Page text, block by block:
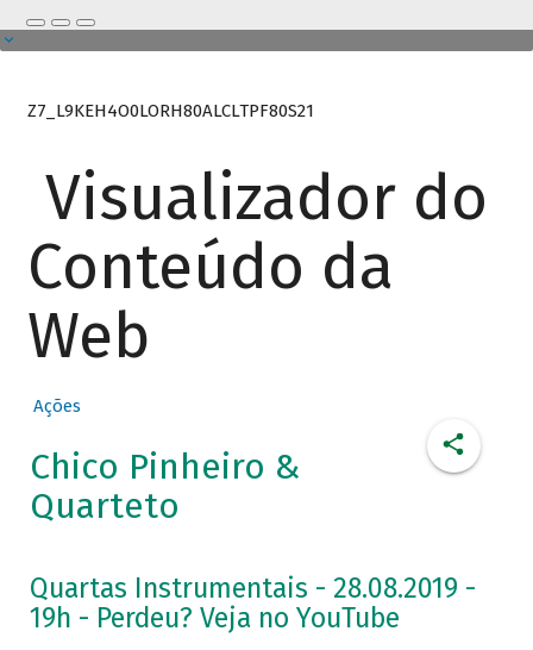
Z7_L9KEH4O0LORH80ALCLTPF80S21
Visualizador do
Conteúdo da
Web
Ações
Chico Pinheiro &
Quarteto
Quartas Instrumentais - 28.08.2019 -
19h - Perdeu? Veja no YouTube